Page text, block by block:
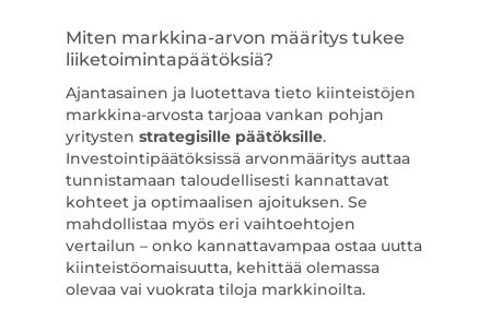
Miten markkina-arvon määritys tukee
liiketoimintapäätöksiä?
Ajantasainen ja luotettava tieto kiinteistöjen
markkina-arvosta tarjoaa vankan pohjan
yritysten strategisille päätöksille.
Investointipäätöksissä arvonmääritys auttaa
tunnistamaan taloudellisesti kannattavat
kohteet ja optimaalisen ajoituksen. Se
mahdollistaa myös eri vaihtoehtojen
vertailun – onko kannattavampaa ostaa uutta
kiinteistöomaisuutta, kehittää olemassa
olevaa vai vuokrata tiloja markkinoilta.